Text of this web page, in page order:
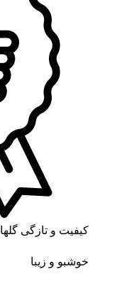
کیفیت و تازگی گلها
خوشبو و زیبا